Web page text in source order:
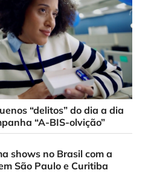
“delitos” do dia a dia
“A-BIS-olvição”
shows no Brasil com a
São Paulo e Curitiba